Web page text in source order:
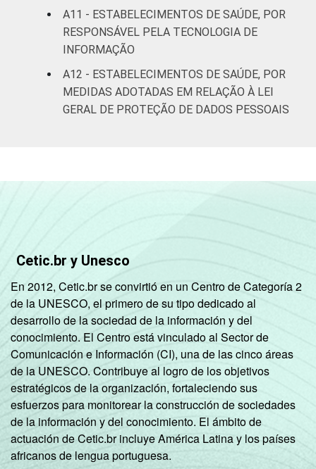
A11 - ESTABELECIMENTOS DE SAÚDE, POR
RESPONSÁVEL PELA TECNOLOGIA DE
INFORMAÇÃO
A12 - ESTABELECIMENTOS DE SAÚDE, POR
MEDIDAS ADOTADAS EM RELAÇÃO À LEI
GERAL DE PROTEÇÃO DE DADOS PESSOAIS
Cetic.br y Unesco
En 2012, Cetic.br se convirtió en un Centro de Categoría 2
de la UNESCO, el primero de su tipo dedicado al
desarrollo de la sociedad de la información y del
conocimiento. El Centro está vinculado al Sector de
Comunicación e Información (CI), una de las cinco áreas
de la UNESCO. Contribuye al logro de los objetivos
estratégicos de la organización, fortaleciendo sus
esfuerzos para monitorear la construcción de sociedades
de la información y del conocimiento. El ámbito de
actuación de Cetic.br incluye América Latina y los países
africanos de lengua portuguesa.